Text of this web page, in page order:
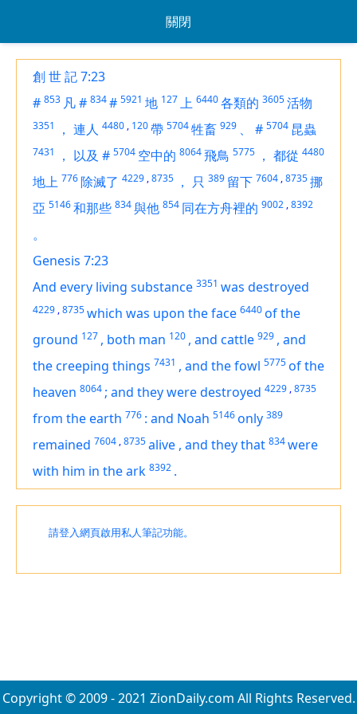
關閉
創 世 記 7:23
# 853 凡# 834# 5921 地 127上 6440各類的 3605活物
3351 ， 連人 4480 , 120帶 5704牲畜 929 、 # 5704 昆蟲
7431 ， 以及 # 5704 空中的 8064飛鳥 5775 ， 都從 4480
地上 776除滅了 4229 ,8735 ， 只 389 留下 7604 ,8735挪
亞 5146和那些 834與他 854 同在方舟裡的 9002 ,8392
。
Genesis 7:23
And every living substance 3351 was destroyed
4229 ,8735which was upon the face 6440of the
ground 127 , both man 120 , and cattle 929 , and
the creeping things 7431 , and the fowl 5775of the
heaven 8064 ; and they were destroyed 4229 ,8735
from the earth 776 : and Noah 5146only 389
remained 7604 ,8735alive , and they that 834were
with him in the ark 8392 .
請登入網頁啟用私人筆記功能。
Copyright © 2009 - 2021 ZionDaily.com All Rights Reserved.